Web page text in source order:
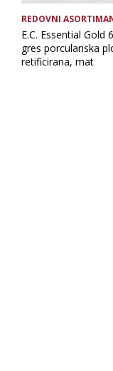
REDOVNI
E.C. Essential Gold
gres porculanska
retificirana, mat